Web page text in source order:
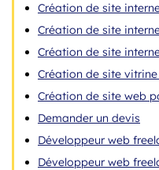
Création de site
Création de site
Création de site
Création de site
Création de site web
Demander un devis
Développeur web
Développeur web